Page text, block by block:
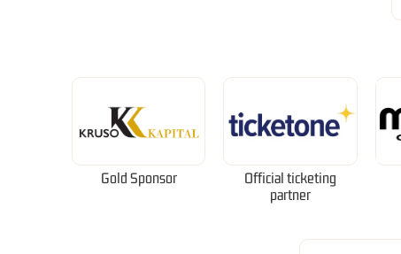
Gold Sponsor
Official ticketing
partner